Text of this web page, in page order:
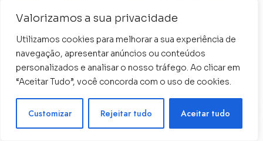
Valorizamos a sua privacidade
Utilizamos cookies para melhorar a sua experiência de
navegação, apresentar anúncios ou conteúdos
personalizados e analisar o nosso tráfego. Ao clicar em
“Aceitar Tudo”, você concorda com o uso de cookies.
Customizar Rejeitar tudo Aceitar tudo
Regra:Será orçada o valor Global para
Contratação de empresa especializada para
prestação de serviços continuados de limpeza,
asseio e conservação predial para o Conselho
Regional de Contabilidade de Goiás. Para
eventual visita técnica ao local (sendo essa,
facultativa), estamos situados na Rua 107 nº 151
Precisa de ajuda ?